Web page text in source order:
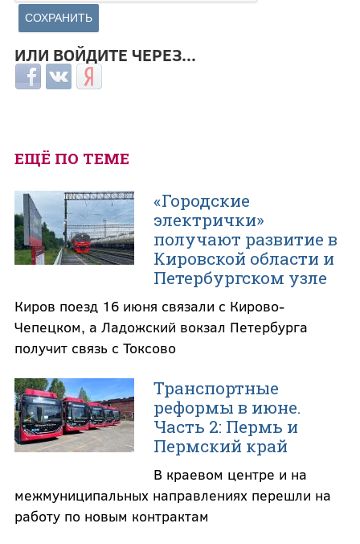
ИЛИ ВОЙДИТЕ ЧЕРЕЗ...
Login with Facebook
Login with ВКонтакте
Login with Яндекс
ЕЩЁ ПО ТЕМЕ
«Городские
электрички»
получают развитие в
Кировской области и
Петербургском узле
Киров поезд 16 июня связали с Кирово-
Чепецком, а Ладожский вокзал Петербурга
получит связь с Токсово
Транспортные
реформы в июне.
Часть 2: Пермь и
Пермский край
В краевом центре и на
межмуниципальных направлениях перешли на
работу по новым контрактам